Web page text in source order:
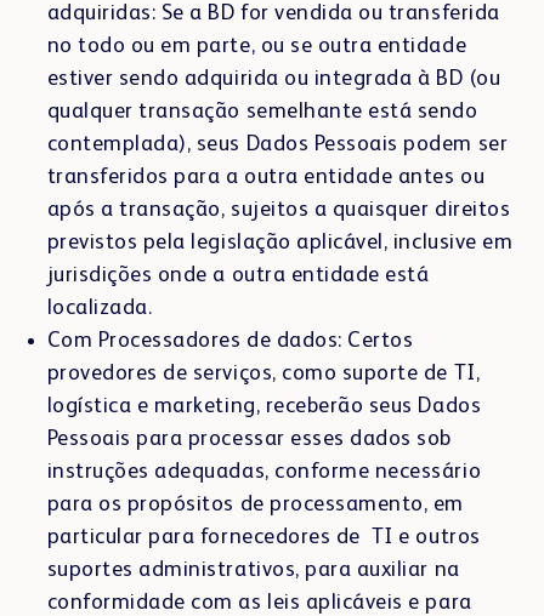
adquiridas: Se a BD for vendida ou transferida
no todo ou em parte, ou se outra entidade
estiver sendo adquirida ou integrada à BD (ou
qualquer transação semelhante está sendo
contemplada), seus Dados Pessoais podem ser
transferidos para a outra entidade antes ou
após a transação, sujeitos a quaisquer direitos
previstos pela legislação aplicável, inclusive em
jurisdições onde a outra entidade está
localizada.
Com Processadores de dados: Certos
provedores de serviços, como suporte de TI,
logística e marketing, receberão seus Dados
Pessoais para processar esses dados sob
instruções adequadas, conforme necessário
para os propósitos de processamento, em
particular para fornecedores de TI e outros
suportes administrativos, para auxiliar na
conformidade com as leis aplicáveis e para